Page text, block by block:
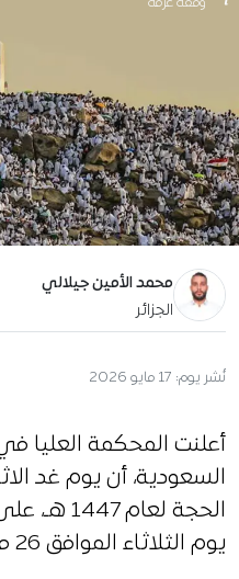
وقفة عرفة
محمد الأمين جيلالي
الجزائر
نُشر يوم: 17 مايو 2026
أعلنت المحكمة العليا
السعودية، أن يوم غد
الحجة
يوم الثلاثاء الموافق 26 ماي الجاري.